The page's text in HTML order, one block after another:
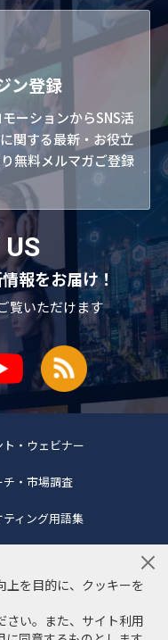
ン登録
ーションからSNS活
関する最新・お役立
無料メルマガご登録
US
報をお届け！
覧いただけます
ト・ウェビナー
チ・市場調査
ティング用語集
ー
サイトマップ
上を目的に、クッキーを
さい。また、サイト利用